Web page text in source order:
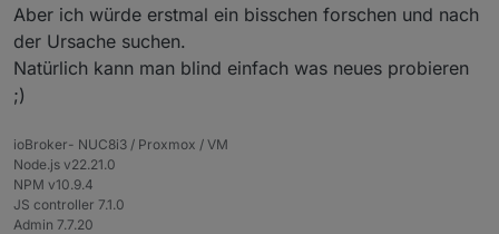
Aber ich würde erstmal ein bisschen forschen und nach
der Ursache suchen.
Natürlich kann man blind einfach was neues probieren
;)
ioBroker- NUC8i3 / Proxmox / VM
Node.js v22.21.0
NPM v10.9.4
JS controller 7.1.0
Admin 7.7.20